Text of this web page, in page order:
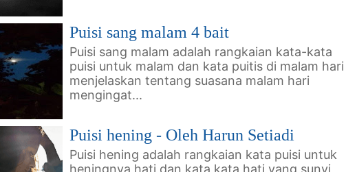
Puisi sang malam 4 bait
Puisi sang malam adalah rangkaian kata-kata
puisi untuk malam dan kata puitis di malam hari
menjelaskan tentang suasana malam hari
mengingat...
Puisi hening - Oleh Harun Setiadi
Puisi hening adalah rangkaian kata puisi untuk
heningnya hati dan kata kata hati yang sunyi